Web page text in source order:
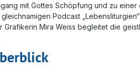
mit Gottes Schöpfung und zu
Podcast
Grafikerin Mira Weiss begleitet die